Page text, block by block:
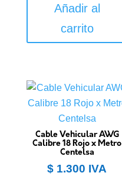
Añadir al
carrito
Cable Vehicular AWG
Calibre 18 Rojo x Metro
Centelsa
$ 1.300 IVA